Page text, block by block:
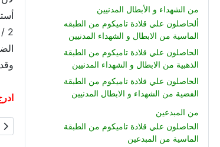
من الشهداء و الأبطال المدنيين
ألحاصلون علي قلادة تاميكوم من الطبقه
الماسية من الابطال و الشهداء المدنيين
الحاصلون علي قلادة تاميكوم من الطبقة
الذهبية من الابطال و الشهداء المدنيين
الحاصلون علي قلادة تاميكوم من الطبقة
الفضية من الشهداء و الابطال المدنيين
من المبدعين
الحاصلون علي قلادة تاميكوم من الطبقة
الماسية من المبدعين
2 / 11 / 1956اثر اصابته .